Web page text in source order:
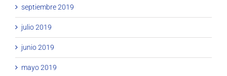
septiembre 2019
julio 2019
junio 2019
mayo 2019